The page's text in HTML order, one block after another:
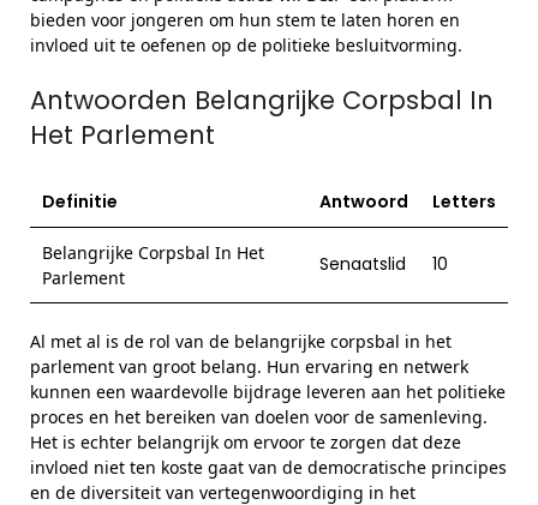
bieden voor jongeren om hun stem te laten horen en
invloed uit te oefenen op de politieke besluitvorming.
Antwoorden Belangrijke Corpsbal In
Het Parlement
Definitie Antwoord Letters
Belangrijke Corpsbal In Het
Parlement
Senaatslid 10
Al met al is de rol van de belangrijke corpsbal in het
parlement van groot belang. Hun ervaring en netwerk
kunnen een waardevolle bijdrage leveren aan het politieke
proces en het bereiken van doelen voor de samenleving.
Het is echter belangrijk om ervoor te zorgen dat deze
invloed niet ten koste gaat van de democratische principes
en de diversiteit van vertegenwoordiging in het